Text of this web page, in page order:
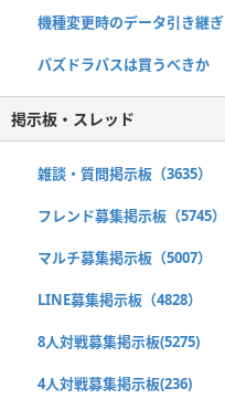
機種変更時のデータ引き継ぎ
パズドラパスは買うべきか
掲示板・スレッド
雑談・質問掲示板（3635）
フレンド募集掲示板（5745）
マルチ募集掲示板（5007）
LINE募集掲示板（4828）
8人対戦募集掲示板(5275)
4人対戦募集掲示板(236)